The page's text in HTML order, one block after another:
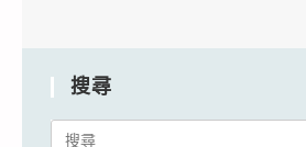
搜尋
Search